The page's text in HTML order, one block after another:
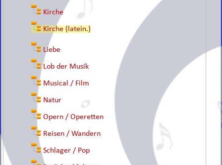
Kirche
Kirche (latein.)
Liebe
Lob der Musik
Musical / Film
Natur
Opern / Operetten
Reisen / Wandern
Schlager / Pop